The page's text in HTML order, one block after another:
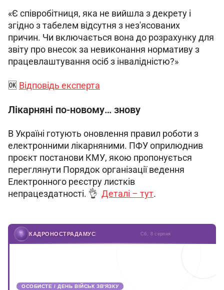
«Є співробітниця, яка не вийшла з декрету і
згідно з табелем відсутня з нез'ясованих
причин. Чи включається вона до розрахунку для
звіту про внесок за невиконання нормативу з
працевлаштування осіб з інвалідністю?»
​🆗 Відповідь експерта
Лікарняні по-новому… знову
В Україні готують оновлення правил роботи з
електронними лікарняними. ПФУ оприлюднив
проєкт постанови КМУ, якою пропонується
переглянути Порядок організації ведення
Електронного реєстру листків
непрацездатності. 👌 Деталі – тут.